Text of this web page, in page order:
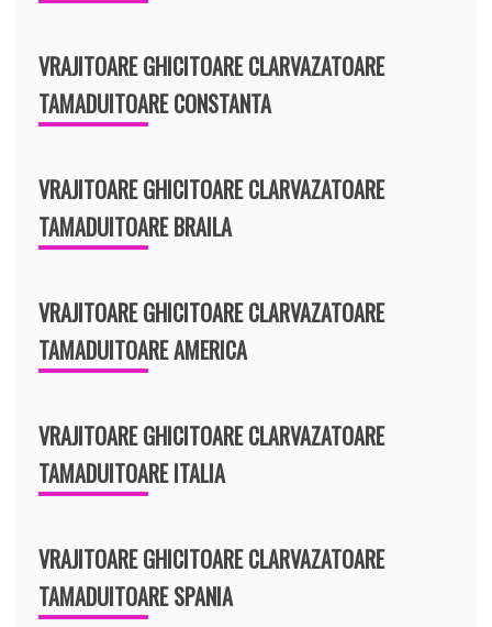
VRAJITOARE GHICITOARE CLARVAZATOARE
TAMADUITOARE CONSTANTA
VRAJITOARE GHICITOARE CLARVAZATOARE
TAMADUITOARE BRAILA
VRAJITOARE GHICITOARE CLARVAZATOARE
TAMADUITOARE AMERICA
VRAJITOARE GHICITOARE CLARVAZATOARE
TAMADUITOARE ITALIA
VRAJITOARE GHICITOARE CLARVAZATOARE
TAMADUITOARE SPANIA